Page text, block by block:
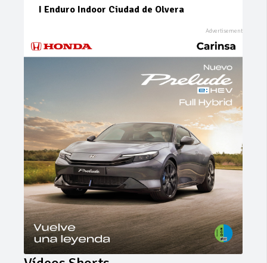
I Enduro Indoor Ciudad de Olvera